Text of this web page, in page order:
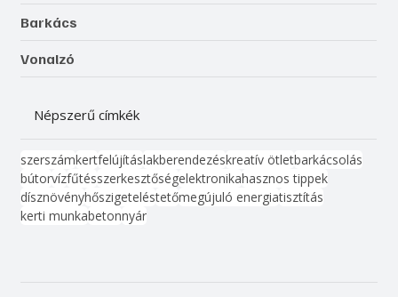
Barkács
Vonalzó
Népszerű címkék
szerszámkertfelújításlakberendezéskreatív ötletbarkácsolás
bútorvízfűtésszerkesztőségelektronikahasznos tippek
dísznövényhőszigeteléstetőmegújuló energiatisztítás
kerti munkabetonnyár